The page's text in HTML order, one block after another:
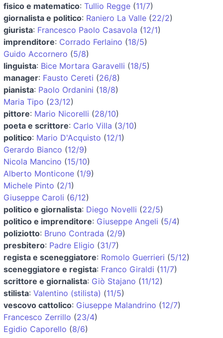
fisico e matematico: Tullio Regge (11/7)
giornalista e politico: Raniero La Valle (22/2)
giurista: Francesco Paolo Casavola (12/1)
imprenditore: Corrado Ferlaino (18/5)
Guido Accornero (5/8)
linguista: Bice Mortara Garavelli (18/5)
manager: Fausto Cereti (26/8)
pianista: Paolo Ordanini (18/8)
Maria Tipo (23/12)
pittore: Mario Nicorelli (28/10)
poeta e scrittore: Carlo Villa (3/10)
politico: Mario D'Acquisto (12/1)
Gerardo Bianco (12/9)
Nicola Mancino (15/10)
Alberto Monticone (1/9)
Michele Pinto (2/1)
Giuseppe Caroli (6/12)
politico e giornalista: Diego Novelli (22/5)
politico e imprenditore: Giuseppe Angeli (5/4)
poliziotto: Bruno Contrada (2/9)
presbitero: Padre Eligio (31/7)
regista e sceneggiatore: Romolo Guerrieri (5/12)
sceneggiatore e regista: Franco Giraldi (11/7)
scrittore e giornalista: Giò Stajano (11/12)
stilista: Valentino (stilista) (11/5)
vescovo cattolico: Giuseppe Malandrino (12/7)
Francesco Zerrillo (23/4)
Egidio Caporello (8/6)